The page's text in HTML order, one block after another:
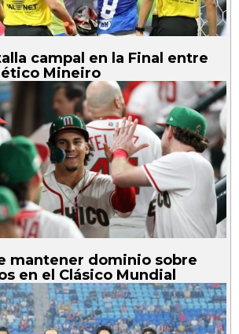
campal en la Final entre
Mineiro
mantener dominio sobre
en el Clásico Mundial